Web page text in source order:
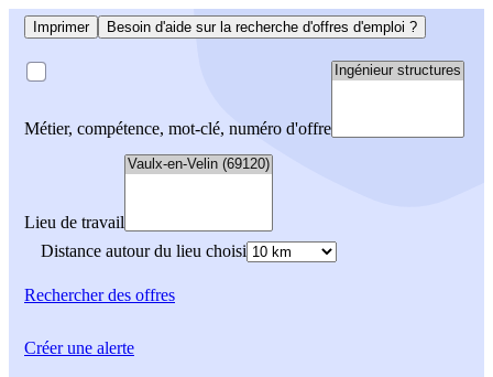
Imprimer Besoin d'aide sur la recherche d'offres d'emploi ?
Métier, compétence, mot-clé, numéro d'offre
Lieu de travail
Distance autour du lieu choisi
Rechercherdes offres
Créer une alerte